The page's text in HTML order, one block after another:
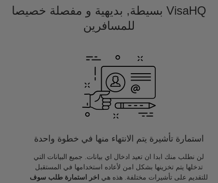
VisaHQ بسيطة, بديهية و مفصلة خصيصا
للمسافرين
استمارة تأشيرة يتم الانتهاء منها في خطوة واحدة
لن نطلب منك ابدا ان تعيد ادخال اي بيانات. جميع البيانات التي
تدخلها يتم تخزينها بشكل امن لأعاده استخدامها في المستقبل
للتقديم على تأشيرات مختلفة. هذه هي
اخر استمارة طلب سوف